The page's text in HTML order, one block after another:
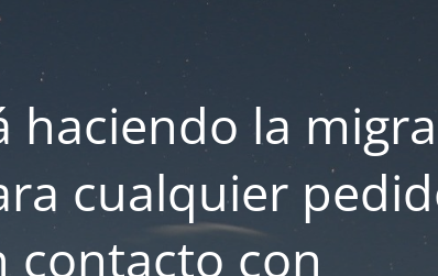
haciendo la
cualquier
contacto con